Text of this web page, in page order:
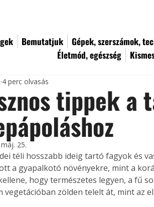
Bemutatjuk Gépek, szerszámok,
Életmód, egészség
tippek a
4 perc olvasás
máj. 25.
téli hosszabb ideig tartó fagyok és
a gyapalkotó növényekre, mint a
hogy természetes legyen, a fű
vegetációban zölden telelt át, mint az